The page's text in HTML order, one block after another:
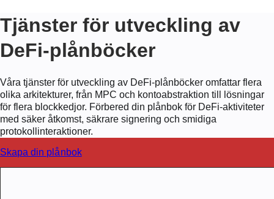
Tjänster för utveckling av
DeFi-plånböcker
Våra tjänster för utveckling av DeFi-plånböcker omfattar flera
olika arkitekturer, från MPC och kontoabstraktion till lösningar
för flera blockkedjor. Förbered din plånbok för DeFi-aktiviteter
med säker åtkomst, säkrare signering och smidiga
protokollinteraktioner.
Skapa din plånbok